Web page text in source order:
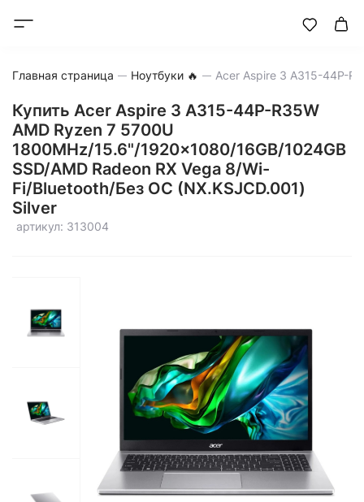
Главная страница Ноутбуки 🔥
Купить Acer Aspire 3 A315-44P-R35W
AMD Ryzen 7 5700U
1800MHz/15.6"/1920x1080/16GB/1024GB
SSD/AMD Radeon RX Vega 8/Wi-
Fi/Bluetooth/Без ОС (NX.KSJCD.001)
Silver
артикул: 313004